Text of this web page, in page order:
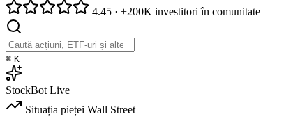
4.45 · +200K investitori în comunitate
⌘ K
StockBot Live
Situația pieței Wall Street